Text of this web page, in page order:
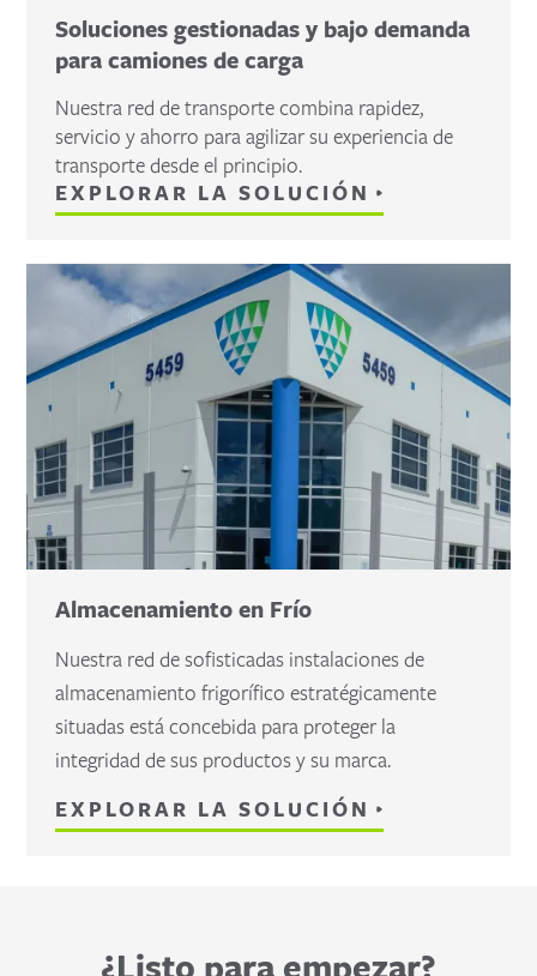
Soluciones gestionadas y bajo demanda
para camiones de carga
Nuestra red de transporte combina rapidez,
servicio y ahorro para agilizar su experiencia de
transporte desde el principio.
EXPLORAR LA SOLUCIÓN
Almacenamiento en Frío
Nuestra red de sofisticadas instalaciones de
almacenamiento frigorífico estratégicamente
situadas está concebida para proteger la
integridad de sus productos y su marca.
EXPLORAR LA SOLUCIÓN
¿Listo para empezar?